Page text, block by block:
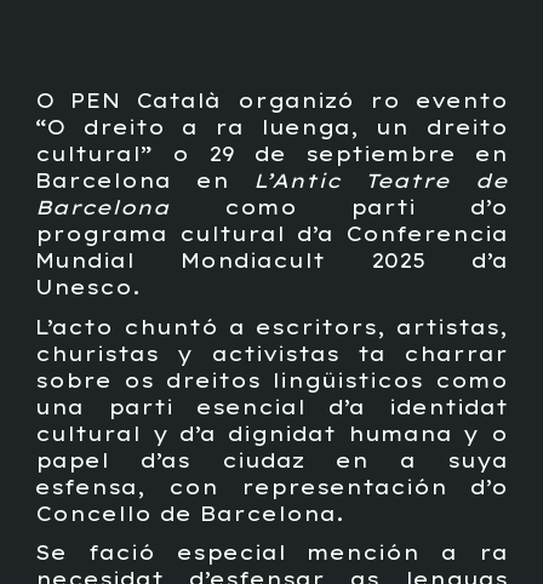
O PEN Català organizó ro evento
“O dreito a ra luenga, un dreito
cultural” o 29 de septiembre en
Barcelona en L’Antic Teatre de
Barcelona como parti d’o
programa cultural d’a Conferencia
Mundial Mondiacult 2025 d’a
Unesco.
L’acto chuntó a escritors, artistas,
churistas y activistas ta charrar
sobre os dreitos lingüisticos como
una parti esencial d’a identidat
cultural y d’a dignidat humana y o
papel d’as ciudaz en a suya
esfensa, con representación d’o
Concello de Barcelona.
Se fació especial mención a ra